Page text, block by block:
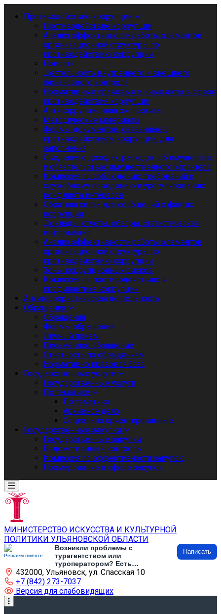
Противодействие коррупции
Противодействие коррупции
Анализ эффективности работы элементов
организационной структуры по
противодействию коррупции
Новости
Деятельность внутреннего и внешнего
финансового контроля
Нормативные правовые и иные акты в сфере
противодействия коррупции
Антикоррупционная экспертиза
Методические материалы
Формы документов, связанные с
противодействием коррупции, для
заполнения
Сведения о доходах, расходах, об имуществе
и обязательствах имущественного характера
Комиссия по соблюдению требований к
служебному поведению и урегулированию
конфликта интересов
Обратная связь для сообщений о фактах
коррупции
Доклады, отчеты, обзоры, статистическая
информация
Анализ эффективности работы элементов
организационной структуры по
противодействию коррупции
Зоны коррупционных рисков
Комиссия по противодействию и
профилактике коррупции
Антитеррористическая деятельность
Обращения
Обращения
Формы обращений
Личный приём
Письменное обращение
Отчетность по обращениям
Нормативно правовая база
Государственные услуги
Государственные услуги
По тематике
По тематике
Архивное дело
Социально ориентированные
Государственные закупки
Государственные закупки
Ведомственный контроль
Комиссия по эффективности закупок
Нормирование в сфере закупок
МИНИСТЕРСТВО ИСКУССТВА И КУЛЬТУРНОЙ
ПОЛИТИКИ УЛЬЯНОВСКОЙ ОБЛАСТИ
Решаем вместе
Возникли проблемы с
турагентством или
туроператором? Есть
предложения по развитию
туризма и туристической
инфраструктуры? Напишите об
этом
Написать
432000, Ульяновск, ул. Спасская 10
+7 (842) 273-7037
Версия для слабовидящих